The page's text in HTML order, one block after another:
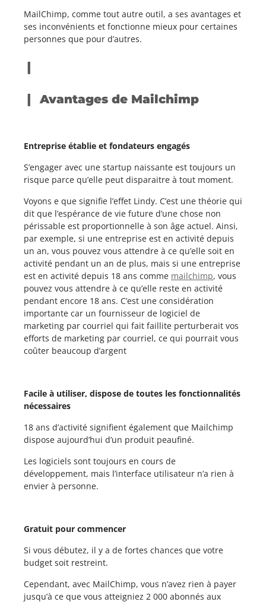
MailChimp, comme tout autre outil, a ses avantages et
ses inconvénients et fonctionne mieux pour certaines
personnes que pour d’autres.
Avantages de Mailchimp
Entreprise établie et fondateurs engagés
S’engager avec une startup naissante est toujours un
risque parce qu’elle peut disparaitre à tout moment.
Voyons e que signifie l’effet Lindy. C’est une théorie qui
dit que l’espérance de vie future d’une chose non
périssable est proportionnelle à son âge actuel. Ainsi,
par exemple, si une entreprise est en activité depuis
un an, vous pouvez vous attendre à ce qu’elle soit en
activité pendant un an de plus, mais si une entreprise
est en activité depuis 18 ans comme mailchimp, vous
pouvez vous attendre à ce qu’elle reste en activité
pendant encore 18 ans. C’est une considération
importante car un fournisseur de logiciel de
marketing par courriel qui fait faillite perturberait vos
efforts de marketing par courriel, ce qui pourrait vous
coûter beaucoup d’argent
Facile à utiliser, dispose de toutes les fonctionnalités
nécessaires
18 ans d’activité signifient également que Mailchimp
dispose aujourd’hui d’un produit peaufiné.
Les logiciels sont toujours en cours de
développement, mais l’interface utilisateur n’a rien à
envier à personne.
Gratuit pour commencer
Si vous débutez, il y a de fortes chances que votre
budget soit restreint.
Cependant, avec MailChimp, vous n’avez rien à payer
jusqu’à ce que vous atteigniez 2 000 abonnés aux